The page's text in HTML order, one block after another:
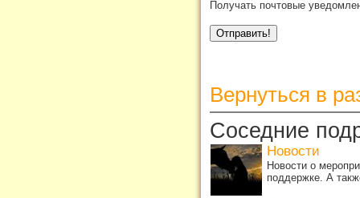
Получать почтовые
Вернуться в
Соседние
Новости
Новости о
поддержке. А